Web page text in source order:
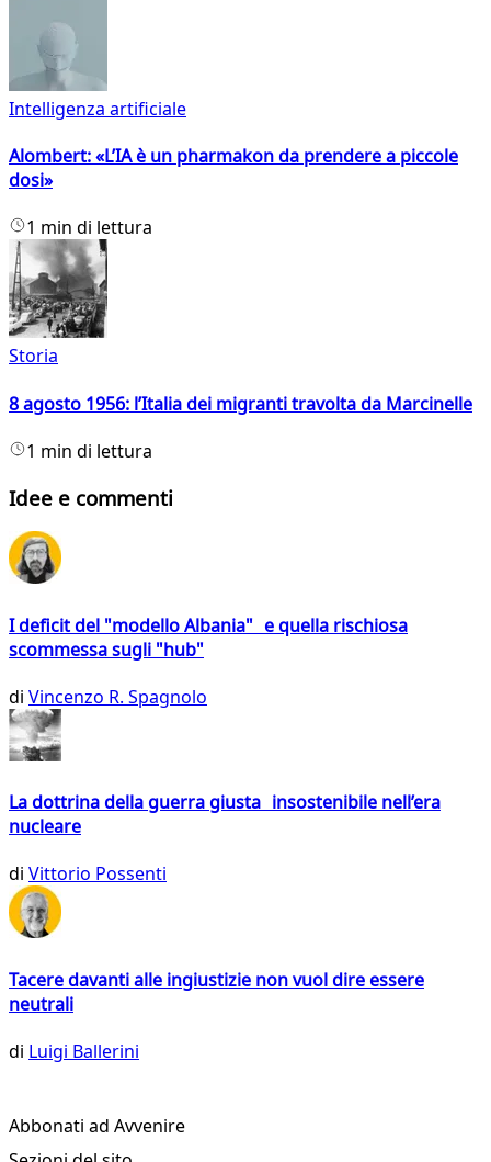
Intelligenza artificiale
Alombert: «L’IA è un pharmakon da prendere a piccole
dosi»
1 min di lettura
Storia
8 agosto 1956: l’Italia dei migranti travolta da Marcinelle
1 min di lettura
Idee e commenti
I deficit del "modello Albania" e quella rischiosa
scommessa sugli "hub"
di Vincenzo R. Spagnolo
La dottrina della guerra giusta insostenibile nell’era
nucleare
di Vittorio Possenti
Tacere davanti alle ingiustizie non vuol dire essere
neutrali
di Luigi Ballerini
Abbonati ad Avvenire